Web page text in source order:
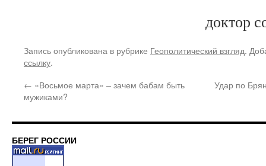
доктор
Запись опубликована в рубрике Геополитический взгляд.
ссылку.
← «Восьмое марта» – зачем бабам быть
мужиками?
Удар по
БЕРЕГ РОССИИ